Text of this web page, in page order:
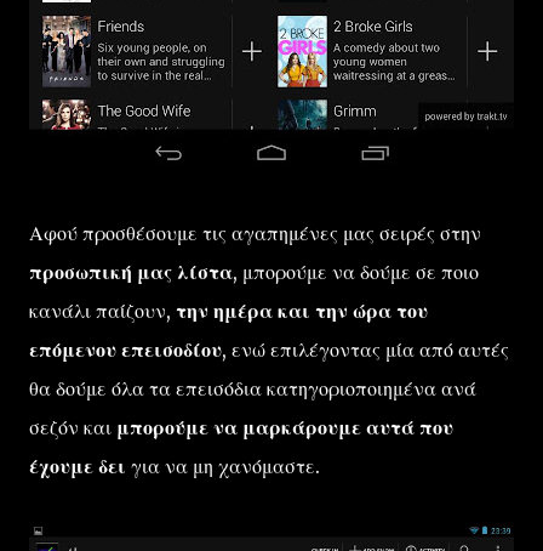
Αφού προσθέσουμε τις αγαπημένες μας σειρές στην
προσωπική μας λίστα, μπορούμε να δούμε σε ποιο
κανάλι παίζουν, την ημέρα και την ώρα του
επόμενου επεισοδίου, ενώ επιλέγοντας μία από αυτές
θα δούμε όλα τα επεισόδια κατηγοριοποιημένα ανά
σεζόν και μπορούμε να μαρκάρουμε αυτά που
έχουμε δει για να μη χανόμαστε.